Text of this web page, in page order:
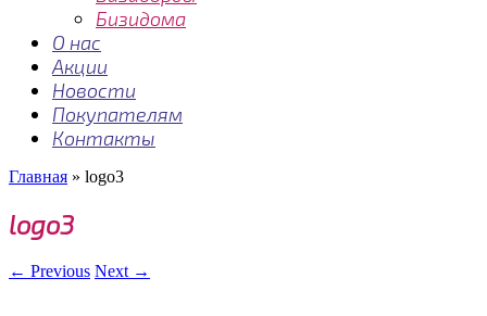
Бизидома
О нас
Акции
Новости
Покупателям
Контакты
Главная » logo3
logo3
← Previous Next →